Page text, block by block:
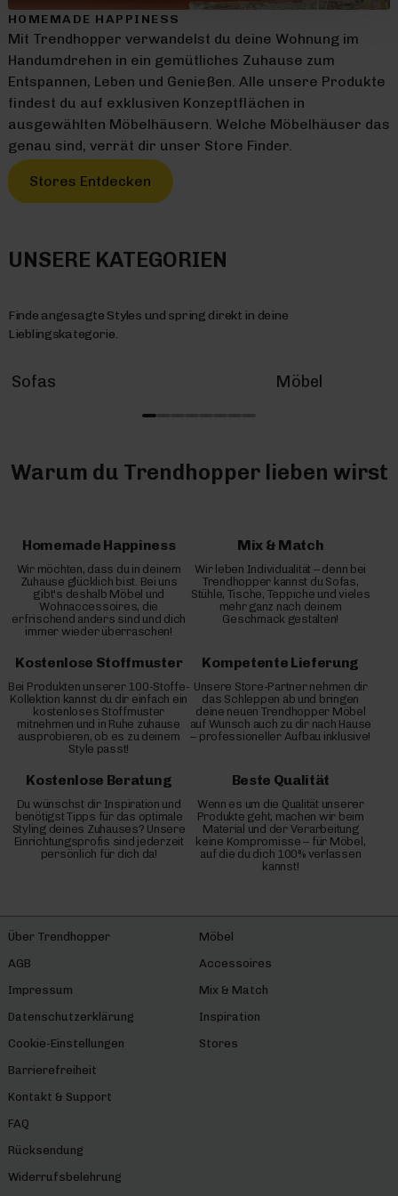
HOMEMADE HAPPINESS
Mit Trendhopper verwandelst du deine Wohnung im
Handumdrehen in ein gemütliches Zuhause zum
Entspannen, Leben und Genießen. Alle unsere Produkte
findest du auf exklusiven Konzeptflächen in
ausgewählten Möbelhäusern. Welche Möbelhäuser das
genau sind, verrät dir unser Store Finder.
Stores Entdecken
UNSERE KATEGORIEN
Finde angesagte Styles und spring direkt in deine
Lieblingskategorie.
Sofas Möbel
Warum du Trendhopper lieben wirst
Homemade Happiness
Wir möchten, dass du in deinem
Zuhause glücklich bist. Bei uns
gibt's deshalb Möbel und
Wohnaccessoires, die
erfrischend anders sind und dich
immer wieder überraschen!
Mix & Match
Wir leben Individualität – denn bei
Trendhopper kannst du Sofas,
Stühle, Tische, Teppiche und vieles
mehr ganz nach deinem
Geschmack gestalten!
Kostenlose Stoffmuster
Bei Produkten unserer 100-Stoffe-
Kollektion kannst du dir einfach ein
kostenloses Stoffmuster
mitnehmen und in Ruhe zuhause
ausprobieren, ob es zu deinem
Style passt!
Kompetente Lieferung
Unsere Store-Partner nehmen dir
das Schleppen ab und bringen
deine neuen Trendhopper Möbel
auf Wunsch auch zu dir nach Hause
– professioneller Aufbau inklusive!
Kostenlose Beratung
Du wünschst dir Inspiration und
benötigst Tipps für das optimale
Styling deines Zuhauses? Unsere
Einrichtungsprofis sind jederzeit
persönlich für dich da!
Beste Qualität
Wenn es um die Qualität unserer
Produkte geht, machen wir beim
Material und der Verarbeitung
keine Kompromisse – für Möbel,
auf die du dich 100% verlassen
kannst!
Über Trendhopper
AGB
Impressum
Datenschutzerklärung
Cookie-Einstellungen
Barrierefreiheit
Kontakt & Support
FAQ
Rücksendung
Widerrufsbelehrung
Möbel
Accessoires
Mix & Match
Inspiration
Stores